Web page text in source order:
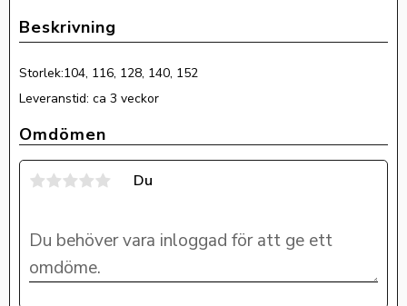
Storlek:104, 116, 128, 140, 152
Leveranstid: ca 3 veckor
Omdömen
Du